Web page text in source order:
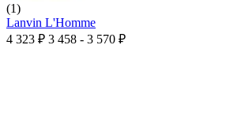
(1)
Lanvin L'Homme
4 323 ₽ 3 458 - 3 570 ₽